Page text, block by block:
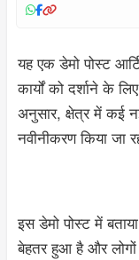
यह एक डेमो पोस्ट
कार्यों को दर्शाने के
अनुसार, क्षेत्र में कई
नवीनीकरण किया जा
इस डेमो पोस्ट में
बेहतर हुआ है और लोगों